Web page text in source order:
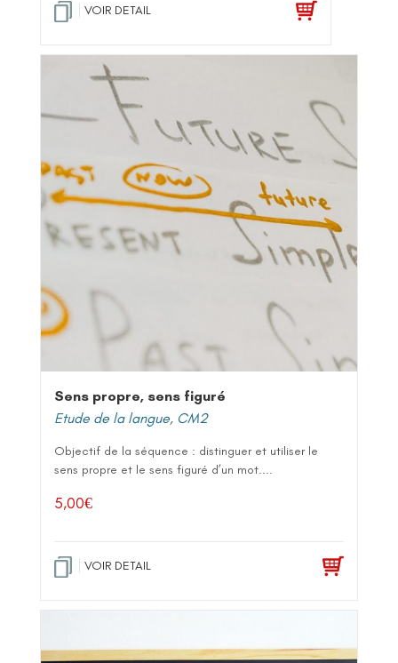
VOIR DETAIL
Sens propre, sens figuré
Etude de la langue, CM2
Objectif de la séquence : distinguer et utiliser le
sens propre et le sens figuré d’un mot....
5,00€
VOIR DETAIL